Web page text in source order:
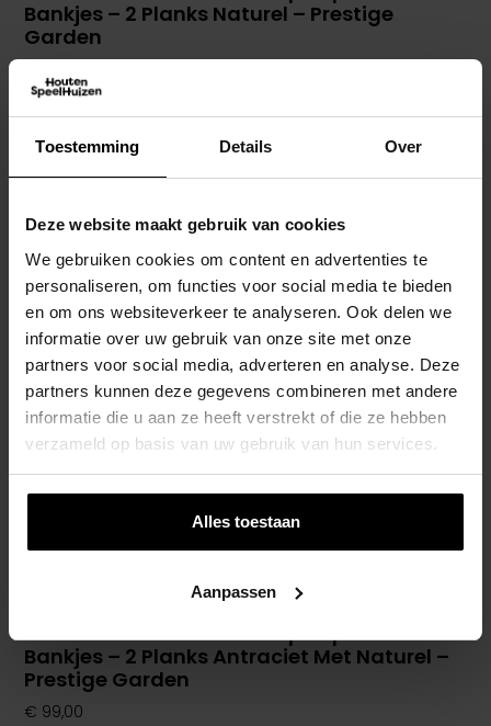
Toestemming Details Over
Deze website maakt gebruik van cookies
We gebruiken cookies om content en advertenties te
personaliseren, om functies voor social media te bieden
en om ons websiteverkeer te analyseren. Ook delen we
informatie over uw gebruik van onze site met onze
partners voor social media, adverteren en analyse. Deze
partners kunnen deze gegevens combineren met andere
informatie die u aan ze heeft verstrekt of die ze hebben
verzameld op basis van uw gebruik van hun services.
Alles toestaan
Aanpassen
Bankjes – 2 Planks Naturel – Prestige
Garden
Toevoegen Aan Winkelwagen
Zandbak 140 X 120 – Met Opklapbare
Bankjes – 2 Planks Antraciet Met Naturel –
Prestige Garden
€ 99,00